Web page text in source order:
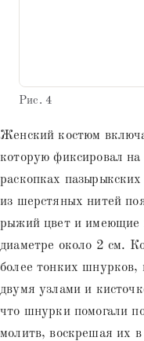
Рис. 4
Женский костюм
которую фиксировал
раскопках
из шерстяных нитей
рыжий цвет и имеющие
диаметре около 2 см.
более тонких шнурков,
двумя узлами и
что шнурки помогали
молитв, воскрешая их